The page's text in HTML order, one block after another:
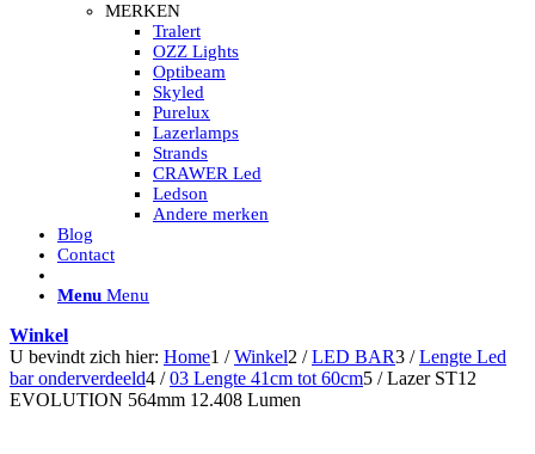
Subcategorieën Led strips
LED INTERIEUR VERLICHTING
Led verlichting interieur PIR / Touch
LED Armatuur met Strip 220V
Led strips
Subcategorieën Led interieur
PORTABLE ACCU LED LAMP
Led hoofdlamp
Camping led verlichting
Led zaklamp
Accu werklamp
ACCESSOIRES/ AANSLUITMATERIAAL
Can-bus interface
Accessoires Lazer
Kabelboom & Adapters
Installatiemateriaal
MERKEN
Tralert
OZZ Lights
Optibeam
Skyled
Purelux
Lazerlamps
Strands
CRAWER Led
Ledson
Andere merken
Blog
Contact
Menu Menu
Winkel
U bevindt zich hier: Home1 / Winkel2 / LED BAR3 / Lengte Led
bar onderverdeeld4 / 03 Lengte 41cm tot 60cm5 / Lazer ST12
EVOLUTION 564mm 12.408 Lumen